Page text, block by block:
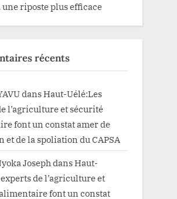
une riposte plus efficace
récents
dansHaut-Uélé:Les
l’agriculture et sécurité
font un constat amer de
et de la spoliation du CAPSA
JosephdansHaut-
de l’agriculture et
font un constat